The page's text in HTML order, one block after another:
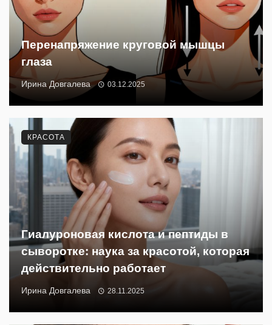
Перенапряжение круговой мышцы
глаза
Ирина Довгалева 03.12.2025
Гиалуроновая кислота и пептиды в
сыворотке: наука за красотой, которая
действительно работает
Ирина Довгалева 28.11.2025
КРАСОТА